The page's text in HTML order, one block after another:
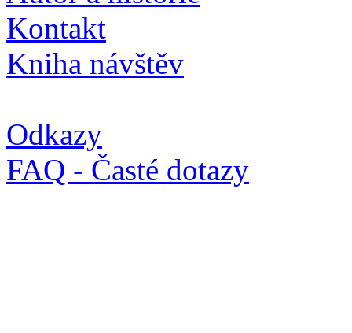
Kontakt
Kniha návštěv
Odkazy
FAQ - Časté dotazy